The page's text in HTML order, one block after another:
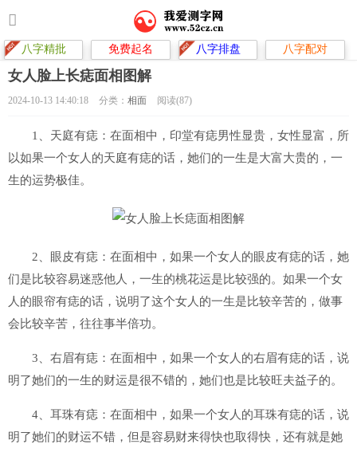
八字精批 免费起名 八字排盘 八字配对
女人脸上长痣面相图解
2024-10-13 14:40:18 分类： 相面 阅读(87)
1、天庭有痣：在面相中，印堂有痣男性显贵，女性显富，所
以如果一个女人的天庭有痣的话，她们的一生是大富大贵的，一
生的运势极佳。
2、眼皮有痣：在面相中，如果一个女人的眼皮有痣的话，她
们是比较容易迷惑他人，一生的桃花运是比较强的。如果一个女
人的眼帘有痣的话，说明了这个女人的一生是比较辛苦的，做事
会比较辛苦，往往事半倍功。
3、右眉有痣：在面相中，如果一个女人的右眉有痣的话，说
明了她们的一生的财运是很不错的，她们也是比较旺夫益子的。
4、耳珠有痣：在面相中，如果一个女人的耳珠有痣的话，说
明了她们的财运不错，但是容易财来得快也取得快，还有就是她